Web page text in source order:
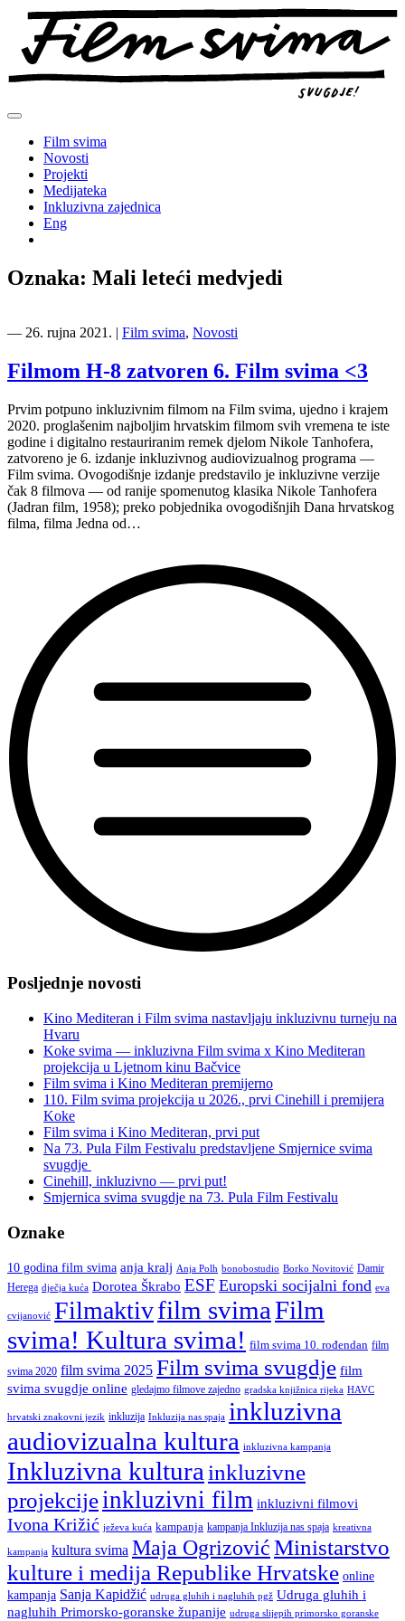
Preskoči
sadržaj
Film svima
Novosti
Projekti
Medijateka
Inkluzivna zajednica
Eng
Oznaka: Mali leteći medvjedi
― 26. rujna 2021. | Film svima, Novosti
Filmom H-8 zatvoren 6. Film svima <3
Prvim potpuno inkluzivnim filmom na Film svima, ujedno i krajem
2020. proglašenim najboljim hrvatskim filmom svih vremena te iste
godine i digitalno restauriranim remek djelom Nikole Tanhofera,
zatvoreno je 6. izdanje inkluzivnog audiovizualnog programa —
Film svima. Ovogodišnje izdanje predstavilo je inkluzivne verzije
čak 8 filmova — od ranije spomenutog klasika Nikole Tanhofera
(Jadran film, 1958); preko pobjednika ovogodišnjih Dana hrvatskog
filma, filma Jedna od…
H-
zatvoren
Posljednje novosti
Kino Mediteran i Film svima nastavljaju inkluzivnu turneju na
Hvaru
Koke svima — inkluzivna Film svima x Kino Mediteran
projekcija u Ljetnom kinu Bačvice
Film svima i Kino Mediteran premijerno
110. Film svima projekcija u 2026., prvi Cinehill i premijera
Koke
Film svima i Kino Mediteran, prvi put
Na 73. Pula Film Festivalu predstavljene Smjernice svima
svugdje
Cinehill, inkluzivno — prvi put!
Smjernica svima svugdje na 73. Pula Film Festivalu
Oznake
10 godina film svima anja kralj Anja Polh bonobostudio Borko Novitović Damir
Herega dječja kuća Dorotea Škrabo ESF Europski socijalni fond eva
cvijanović Filmaktivfilm svimaFilm
svima! Kultura svima! film svima 10. rođendan film
svima 2020 film svima 2025 Film svima svugdje film
svima svugdje online gledajmo filmove zajedno gradska knjižnica rijeka HAVC
hrvatski znakovni jezik inkluzija Inkluzija nas spaja inkluzivna
audiovizualna kultura inkluzivna kampanja
Inkluzivna kulturainkluzivne
projekcijeinkluzivni film inkluzivni filmovi
Ivona Križić ježeva kuća kampanja kampanja Inkluzija nas spaja kreativna
kampanja kultura svima Maja OgrizovićMinistarstvo
kulture i medija Republike Hrvatske online
kampanja Sanja Kapidžić udruga gluhih i nagluhih pgž Udruga gluhih i
nagluhih Primorsko-goranske županije udruga slijepih primorsko goranske